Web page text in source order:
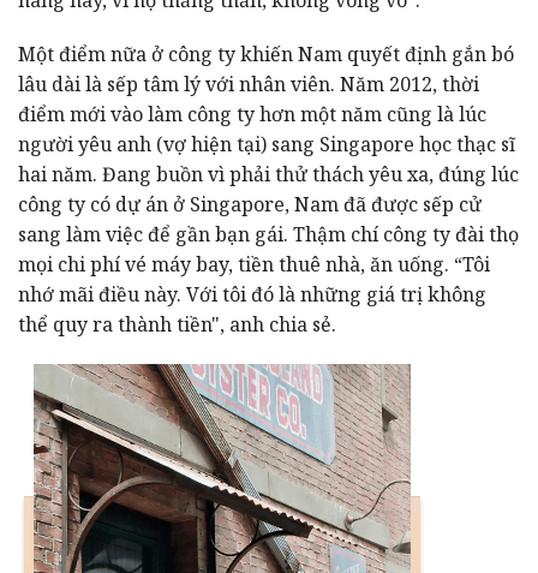
Một điểm nữa ở công ty khiến Nam quyết định gắn bó
lâu dài là sếp tâm lý với nhân viên. Năm 2012, thời
điểm mới vào làm công ty hơn một năm cũng là lúc
người yêu anh (vợ hiện tại) sang Singapore học thạc sĩ
hai năm. Đang buồn vì phải thử thách yêu xa, đúng lúc
công ty có dự án ở Singapore, Nam đã được sếp cử
sang làm việc để gần bạn gái. Thậm chí công ty đài thọ
mọi chi phí vé máy bay, tiền thuê nhà, ăn uống. “Tôi
nhớ mãi điều này. Với tôi đó là những giá trị không
thể quy ra thành tiền", anh chia sẻ.